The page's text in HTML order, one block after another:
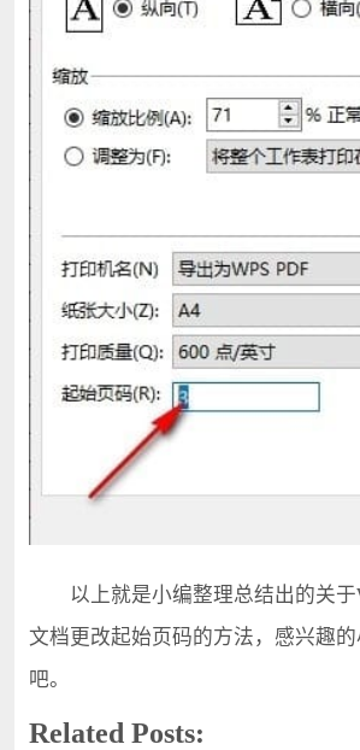
以上就是小编整理总结出的关于
文档更改起始页码的方法，感兴趣
吧。
Related Posts: